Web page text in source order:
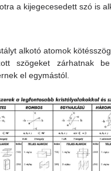
a kijegecesedett szó is
alkotó atomok
szögeket zárhatnak
el egymástól.